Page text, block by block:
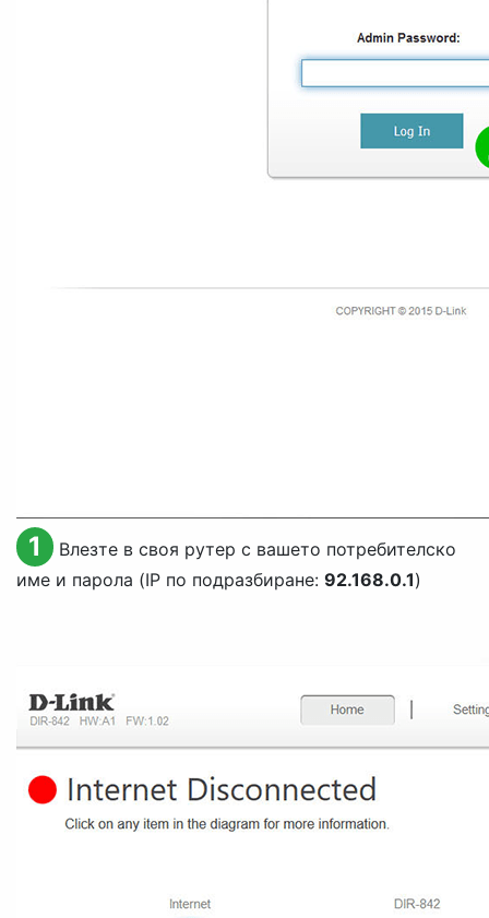
1
Влезте в своя рутер с вашето потребителско
име и парола (IP по подразбиране: 92.168.0.1)